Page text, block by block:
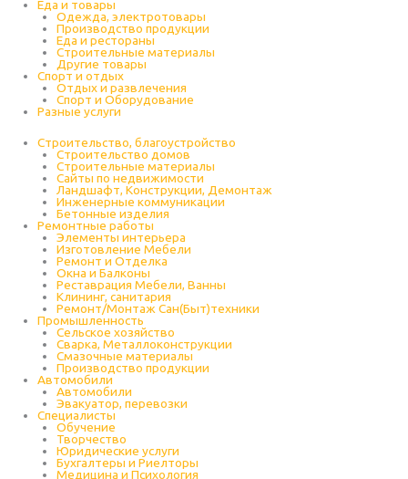
Еда и товары
Одежда, электротовары
Производство продукции
Еда и рестораны
Строительные материалы
Другие товары
Спорт и отдых
Отдых и развлечения
Спорт и Оборудование
Разные услуги
Строительство, благоустройство
Строительство домов
Строительные материалы
Сайты по недвижимости
Ландшафт, Конструкции, Демонтаж
Инженерные коммуникации
Бетонные изделия
Ремонтные работы
Элементы интерьера
Изготовление Мебели
Ремонт и Отделка
Окна и Балконы
Реставрация Мебели, Ванны
Клининг, санитария
Ремонт/Монтаж Сан(Быт)техники
Промышленность
Cельское хозяйство
Сварка, Металлоконструкции
Cмазочные материалы
Производство продукции
Автомобили
Автомобили
Эвакуатор, перевозки
Специалисты
Обучение
Творчество
Юридические услуги
Бухгалтеры и Риелторы
Медицина и Психология